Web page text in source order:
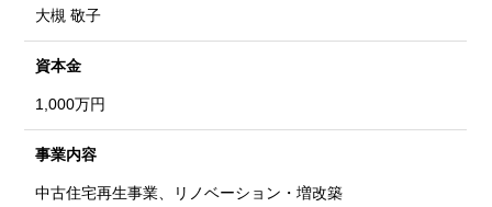
大槻 敬子
資本金
1,000万円
事業内容
中古住宅再生事業、リノベーション・増改築